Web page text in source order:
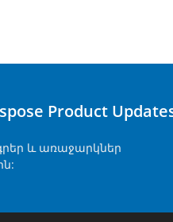
Product
և առաջարկներ